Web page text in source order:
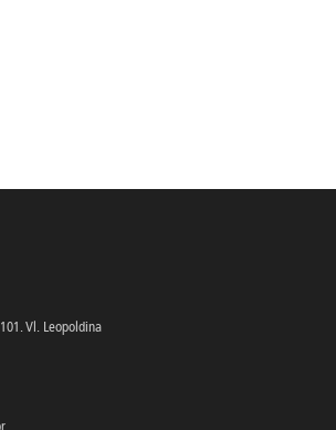
Vl. Leopoldina